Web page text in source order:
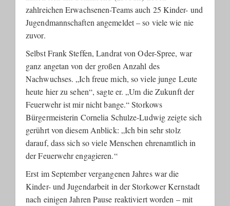
zahlreichen Erwachsenen-Teams auch 25 Kinder- und
Jugendmannschaften angemeldet – so viele wie nie
zuvor.
Selbst Frank Steffen, Landrat von Oder-Spree, war
ganz angetan von der großen Anzahl des
Nachwuchses. „Ich freue mich, so viele junge Leute
heute hier zu sehen“, sagte er. „Um die Zukunft der
Feuerwehr ist mir nicht bange.“ Storkows
Bürgermeisterin Cornelia Schulze-Ludwig zeigte sich
gerührt von diesem Anblick: „Ich bin sehr stolz
darauf, dass sich so viele Menschen ehrenamtlich in
der Feuerwehr engagieren.“
Erst im September vergangenen Jahres war die
Kinder- und Jugendarbeit in der Storkower Kernstadt
nach einigen Jahren Pause reaktiviert worden – mit